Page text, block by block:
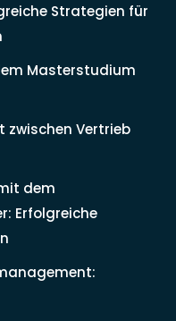
Strategien für
Masterstudium
zwischen Vertrieb
dem
Erfolgreiche